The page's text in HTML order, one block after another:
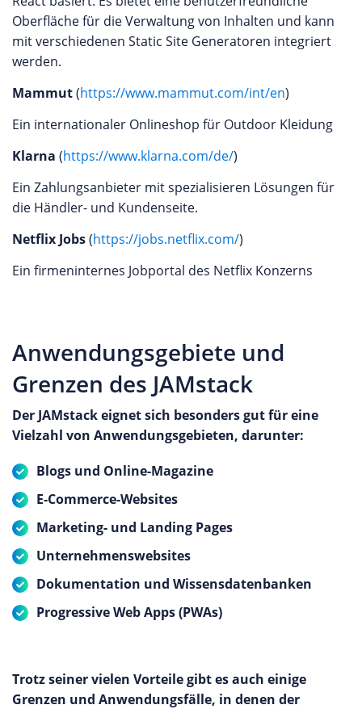
Oberfläche für die Verwaltung von Inhalten und kann
mit verschiedenen Static Site Generatoren integriert
werden.
Mammut(https://www.mammut.com/int/en)
Ein internationaler Onlineshop für Outdoor Kleidung
Klarna (https://www.klarna.com/de/)
Ein Zahlungsanbieter mit spezialisieren Lösungen für
die Händler- und Kundenseite.
Netflix Jobs(https://jobs.netflix.com/)
Ein firmeninternes Jobportal des Netflix Konzerns
Anwendungsgebiete und
Grenzen des JAMstack
Der JAMstack eignet sich besonders gut für eine
Vielzahl von Anwendungsgebieten, darunter:
Blogs und Online-Magazine
E-Commerce-Websites
Marketing- und Landing Pages
Unternehmenswebsites
Dokumentation und Wissensdatenbanken
Progressive Web Apps (PWAs)
Trotz seiner vielen Vorteile gibt es auch einige
Grenzen und Anwendungsfälle, in denen der